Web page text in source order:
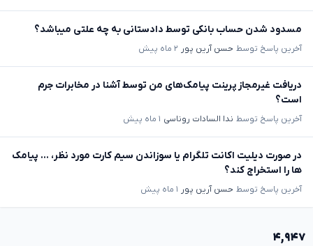
مسدود شدن حساب بانکی توسط دادستانی به چه علتی میباشد؟
آخرین پاسخ توسط حسن آرین پور ۲ ماه پیش
دریافت غیرمجاز پرینت پیامک‌های من توسط آشنا در مخابرات جرم
است؟
آخرین پاسخ توسط ندا السادات روناسی ۱ ماه پیش
در صورت دیلیت اکانت تلگرام یا سوزاندن سیم کارت مورد نظر، ... پیامک
ها را استخراج کند؟
آخرین پاسخ توسط حسن آرین پور ۱ ماه پیش
۴,۹۴۷